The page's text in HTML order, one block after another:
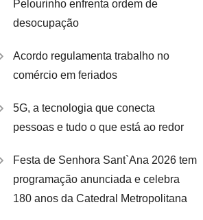
Pelourinho enfrenta ordem de
desocupação
Acordo regulamenta trabalho no
comércio em feriados
5G, a tecnologia que conecta
pessoas e tudo o que está ao redor
Festa de Senhora Sant`Ana 2026 tem
programação anunciada e celebra
180 anos da Catedral Metropolitana